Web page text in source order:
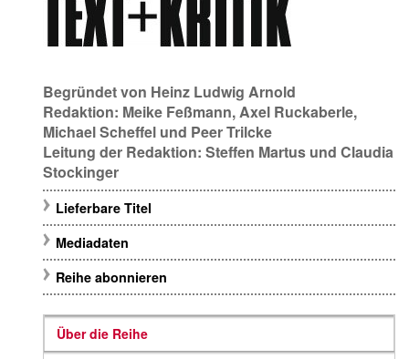
Begründet von Heinz Ludwig Arnold
Redaktion: Meike Feßmann,Axel Ruckaberle,
Michael Scheffel und Peer Trilcke
Leitung der Redaktion: Steffen Martus und Claudia
Stockinger
Lieferbare Titel
Mediadaten
Reihe abonnieren
Über die Reihe